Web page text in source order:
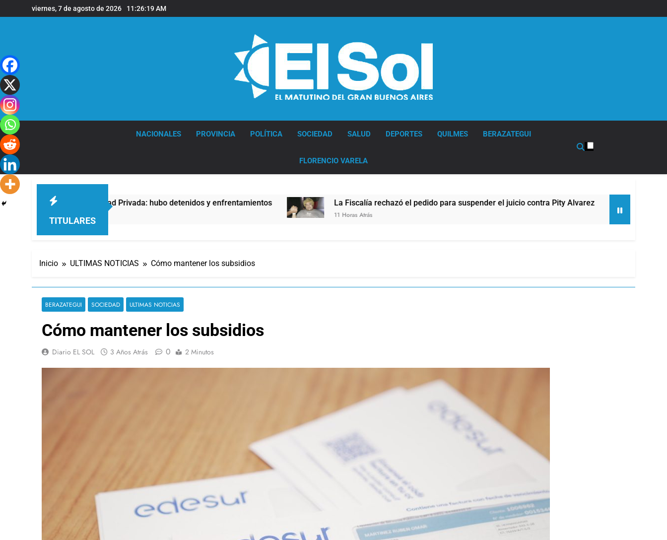
al
viernes, 7 de agosto de 2026 11:26:19 AM
NACIONALES PROVINCIA POLÍTICA SOCIEDAD SALUD DEPORTES QUILMES BERAZATEGUI
FLORENCIO VARELA
TITULARES
de Propiedad Privada: hubo detenidos y enfrentamientos La Fiscalía rechazó el pedido para suspender el juicio contra Pity Alvarez
11 Horas Atrás 12 Horas Atrás
Inicio ULTIMAS NOTICIAS Cómo mantener los subsidios
BERAZATEGUI SOCIEDAD ULTIMAS NOTICIAS
Cómo mantener los subsidios
Diario EL SOL 3 Años Atrás 0 2 Minutos